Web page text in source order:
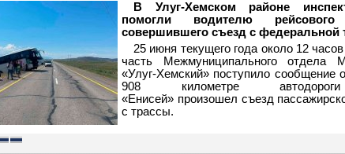
В Улуг-Хемском районе
помогли водителю рейсового
совершившего съезд с федеральной
25 июня текущего года около 12
часть Межмуниципального отдела
«Улуг-Хемский» поступило сообщение
908 километре
«Енисей» произошел съезд
с трассы.